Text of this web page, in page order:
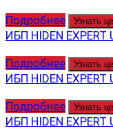
Подробнее
Узнать
ИБП HIDEN
Подробнее
Узнать
ИБП HIDEN
Подробнее
Узнать
ИБП HIDEN